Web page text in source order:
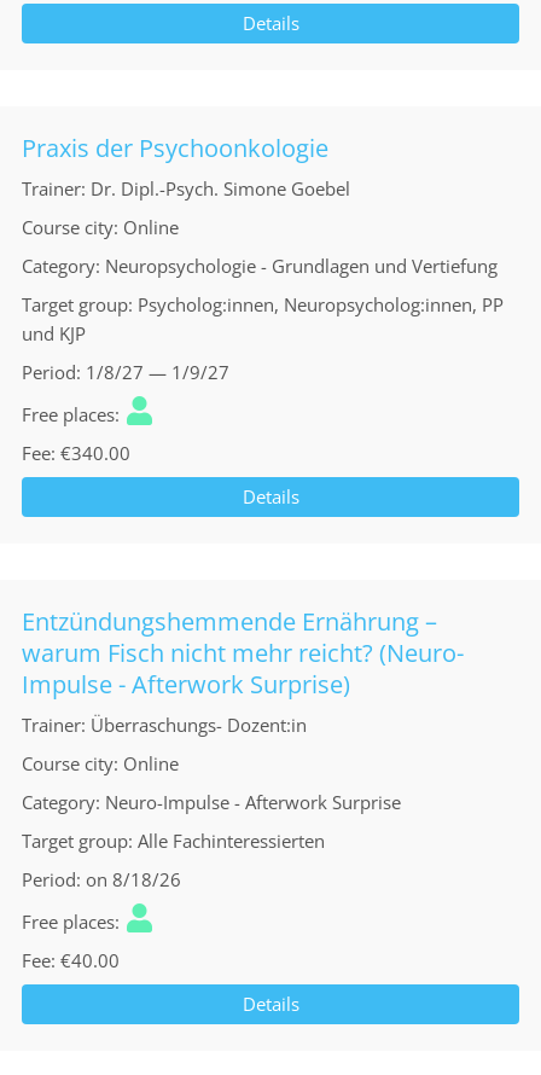
Details
Praxis der Psychoonkologie
Trainer Dr. Dipl.-Psych. Simone Goebel
Course city Online
Category Neuropsychologie - Grundlagen und Vertiefung
Target group Psycholog:innen, Neuropsycholog:innen, PP
und KJP
Period 1/8/27 — 1/9/27
Free places
Fee €340.00
Details
Entzündungshemmende Ernährung –
warum Fisch nicht mehr reicht? (Neuro-
Impulse - Afterwork Surprise)
Trainer Überraschungs- Dozent:in
Course city Online
Category Neuro-Impulse - Afterwork Surprise
Target group Alle Fachinteressierten
Period on 8/18/26
Free places
Fee €40.00
Details